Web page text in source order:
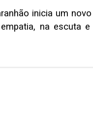
inicia um
na escuta